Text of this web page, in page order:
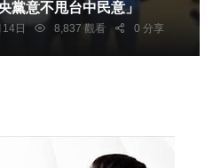
黨意不甩台中民意」
日 8,837 觀看 0 分享